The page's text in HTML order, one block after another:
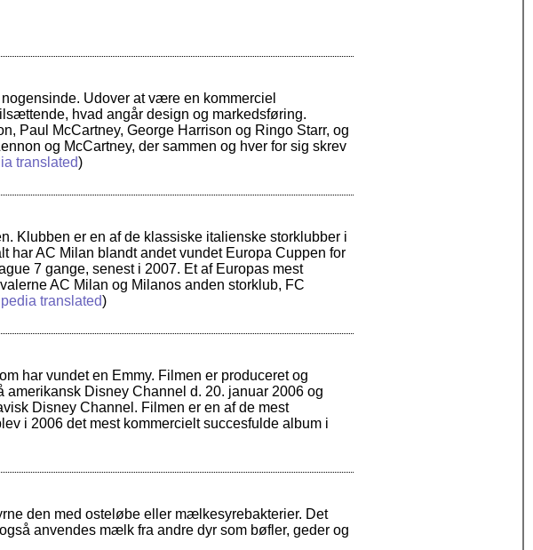
Udover at være en kommerciel
hvad angår design og markedsføring.
Paul McCartney, George Harrison og Ringo Starr, og
og McCartney, der sammen og hver for sig skrev
translated)
Klubben er en af de klassiske italienske storklubber i
har AC Milan blandt andet vundet Europa Cuppen for
7 gange, senest i 2007. Et af Europas mest
AC Milan og Milanos anden storklub, FC
translated)
har vundet en Emmy. Filmen er produceret og
Disney Channel d. 20. januar 2006 og
Disney Channel. Filmen er en af de mest
i 2006 det mest kommercielt succesfulde album i
den med osteløbe eller mælkesyrebakterier. Det
anvendes mælk fra andre dyr som bøfler, geder og